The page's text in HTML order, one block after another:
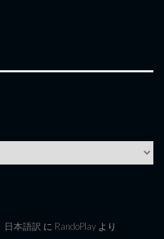
日本語訳 に RandoPlay より